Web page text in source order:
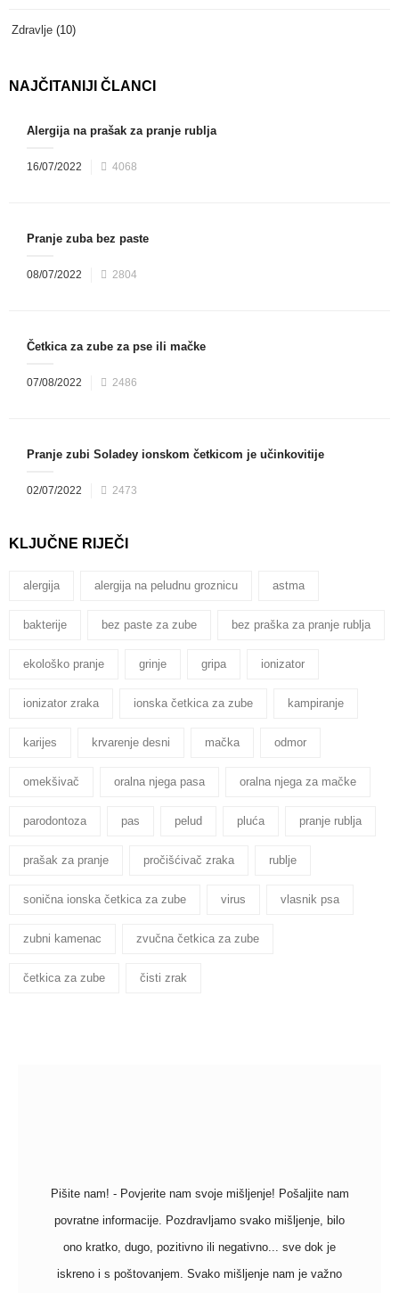
Zdravlje (10)
NAJČITANIJI ČLANCI
Alergija na prašak za pranje rublja
16/07/2022 4068
Pranje zuba bez paste
08/07/2022 2804
Četkica za zube za pse ili mačke
07/08/2022 2486
Pranje zubi Soladey ionskom četkicom je učinkovitije
02/07/2022 2473
KLJUČNE RIJEČI
alergija alergija na peludnu groznicu astma
bakterije bez paste za zube bez praška za pranje rublja
ekološko pranje grinje gripa ionizator
ionizator zraka ionska četkica za zube kampiranje
karijes krvarenje desni mačka odmor
omekšivač oralna njega pasa oralna njega za mačke
parodontoza pas pelud pluća pranje rublja
prašak za pranje pročišćivač zraka rublje
sonična ionska četkica za zube virus vlasnik psa
zubni kamenac zvučna četkica za zube
četkica za zube čisti zrak
Pišite nam! - Povjerite nam svoje mišljenje! Pošaljite nam
povratne informacije. Pozdravljamo svako mišljenje, bilo
ono kratko, dugo, pozitivno ili negativno... sve dok je
iskreno i s poštovanjem. Svako mišljenje nam je važno